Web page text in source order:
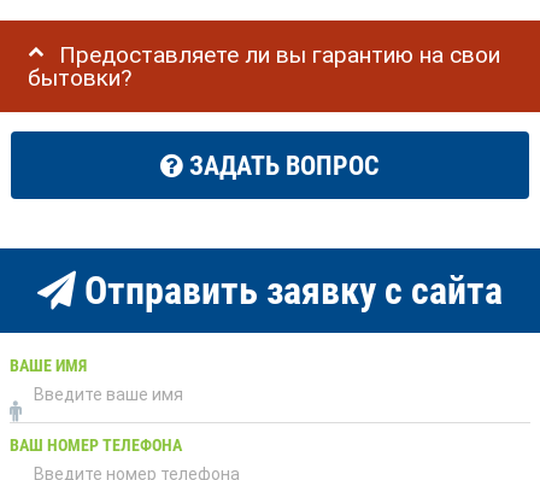
Предоставляете ли вы гарантию на свои
бытовки?
ЗАДАТЬ ВОПРОС
Отправить заявку с сайта
ВАШЕ ИМЯ
ВАШ НОМЕР ТЕЛЕФОНА